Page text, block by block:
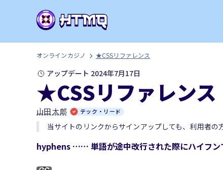
オンラインカジノ ★CSSリファレンス
アップデート 2024年7月17日
★CSSリファレンス
山田 太郎 テック・リード
当サイトのリンクからサインアップしても、利用者の
hyphens …… 単語が途中改行された際にハイフン